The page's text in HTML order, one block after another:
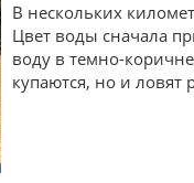
В нескольких
Цвет воды сначала
воду в темно-
купаются, но и ловят